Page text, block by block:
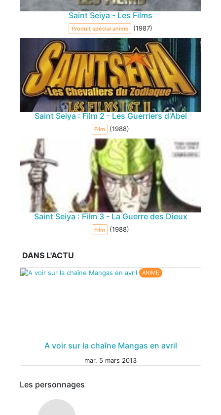
Saint Seiya - Les Films
Produit spécial anime (1987)
Saint Seiya : Film 2 - Les Guerriers d'Abel
Film (1988)
Saint Seiya : Film 3 - La Guerre des Dieux
Film (1988)
DANS L'ACTU
ANIME
A voir sur la chaîne Mangas en avril
mar. 5 mars 2013
Les personnages